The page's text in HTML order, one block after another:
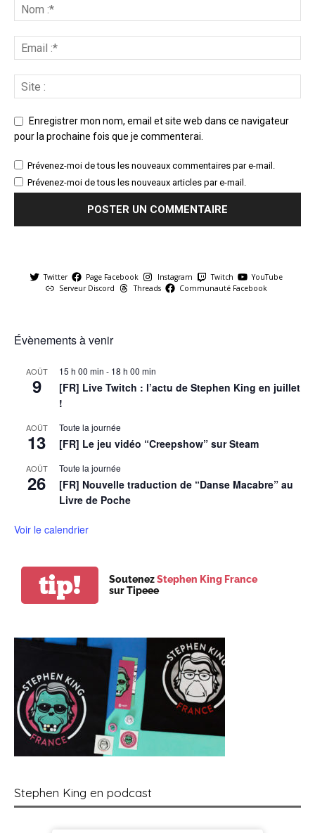
Enregistrer mon nom, email et site web dans ce navigateur
pour la prochaine fois que je commenterai.
Prévenez-moi de tous les nouveaux commentaires par e-mail.
Prévenez-moi de tous les nouveaux articles par e-mail.
Twitter Page Facebook Instagram Twitch
YouTube
Serveur Discord
Threads Communauté Facebook
Évènements à venir
AOÛT
9
15 h 00 min - 18 h 00 min
[FR] Live Twitch : l’actu de Stephen King en juillet
!
AOÛT
13
Toute la journée
[FR] Le jeu vidéo “Creepshow” sur Steam
AOÛT
26
Toute la journée
[FR] Nouvelle traduction de “Danse Macabre” au
Livre de Poche
Voir le calendrier
tip! SoutenezStephen King France
sur Tipeee
Stephen King en podcast